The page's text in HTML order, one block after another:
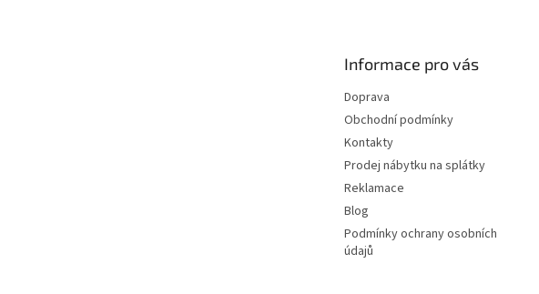
Informace pro vás
Doprava
Obchodní podmínky
Kontakty
Prodej nábytku na splátky
Reklamace
Blog
Podmínky ochrany osobních
údajů